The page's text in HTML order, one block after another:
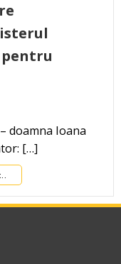
doamna Ioana
[…]